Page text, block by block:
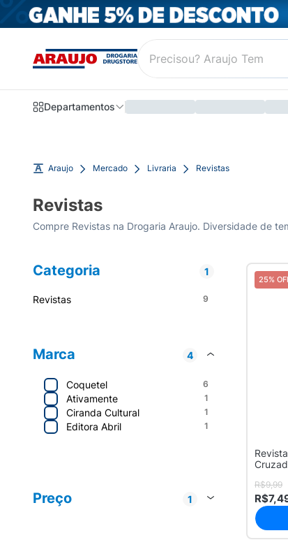
Departamentos
Araujo Mercado Livraria Revistas
Revistas
Compre Revistas na Drogaria Araujo. Diversidade de
Categoria 1
Revistas 9
Marca 4
Coquetel 6
Ativamente 1
Ciranda Cultural 1
Editora Abril 1
1
Preço
1
25%
R$9,99